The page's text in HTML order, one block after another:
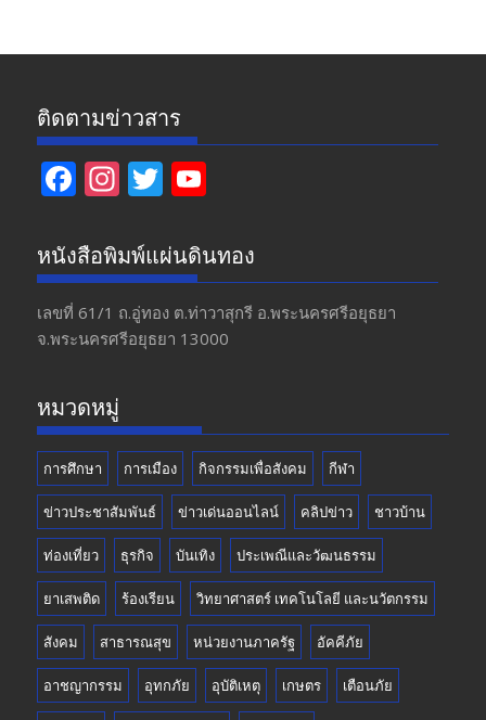
ติดตามข่าวสาร
F
ac
e
b
o
o
In
st
a
gr
a
m
T
w
itt
er
u
T
u
b
หนังสือพิมพ์แผ่นดินทอง
เลขที่ 61/1 ถ.อู่ทอง​ ต.​ท่าวาสุกรี​ อ.พระนครศรีอยุธยา​
จ.พระนครศรีอยุธยา 13000
หมวดหมู่
การศึกษา การเมือง กิจกรรมเพื่อสังคม กีฬา
ข่าวประชาสัมพันธ์ ข่าวเด่นออนไลน์ คลิปข่าว ชาวบ้าน
ท่องเที่ยว ธุรกิจ บันเทิง ประเพณีและวัฒนธรรม
ยาเสพติด ร้องเรียน วิทยาศาสตร์ เทคโนโลยี และนวัตกรรม
สังคม สาธารณสุข หน่วยงานภาครัฐ อัคคีภัย
อาชญากรรม อุทกภัย อุบัติเหตุ เกษตร เตือนภัย